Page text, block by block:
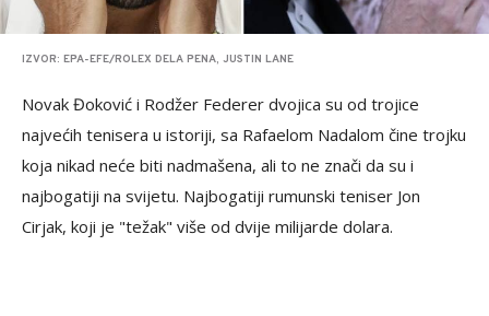
IZVOR: EPA-EFE/ROLEX DELA PENA, JUSTIN LANE
Novak Đoković i Rodžer Federer dvojica su od trojice
najvećih tenisera u istoriji, sa Rafaelom Nadalom čine trojku
koja nikad neće biti nadmašena, ali to ne znači da su i
najbogatiji na svijetu. Najbogatiji rumunski teniser Jon
Cirjak, koji je "težak" više od dvije milijarde dolara.